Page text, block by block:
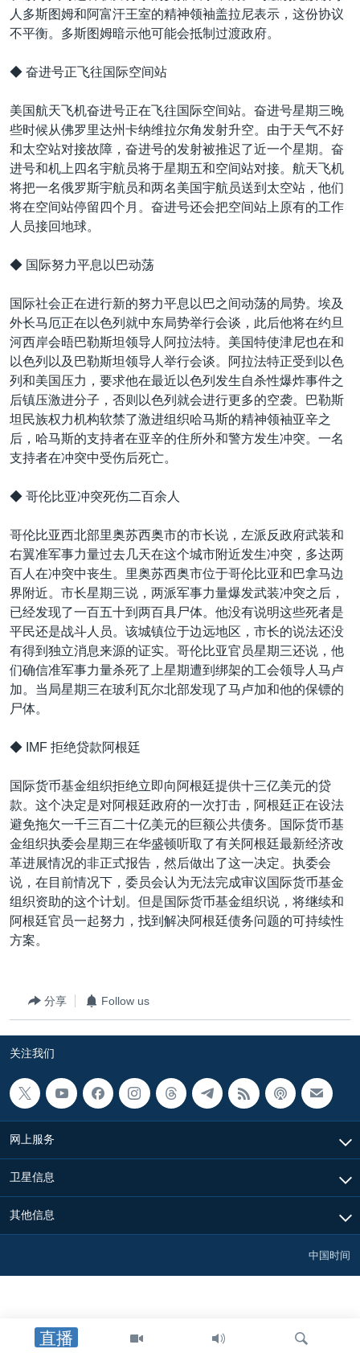
直播
人多斯图姆和阿富汗王室的精神领袖盖拉尼表示，这份协议
不平衡。多斯图姆暗示他可能会抵制过渡政府。
◆ 奋进号正飞往国际空间站
美国航天飞机奋进号正在飞往国际空间站。奋进号星期三晚
些时候从佛罗里达州卡纳维拉尔角发射升空。由于天气不好
和太空站对接故障，奋进号的发射被推迟了近一个星期。奋
进号和机上四名宇航员将于星期五和空间站对接。航天飞机
将把一名俄罗斯宇航员和两名美国宇航员送到太空站，他们
将在空间站停留四个月。奋进号还会把空间站上原有的工作
人员接回地球。
◆ 国际努力平息以巴动荡
国际社会正在进行新的努力平息以巴之间动荡的局势。埃及
外长马厄正在以色列就中东局势举行会谈，此后他将在约旦
河西岸会晤巴勒斯坦领导人阿拉法特。美国特使津尼也在和
以色列以及巴勒斯坦领导人举行会谈。阿拉法特正受到以色
列和美国压力，要求他在最近以色列发生自杀性爆炸事件之
后镇压激进分子，否则以色列就会进行更多的空袭。巴勒斯
坦民族权力机构软禁了激进组织哈马斯的精神领袖亚辛之
后，哈马斯的支持者在亚辛的住所外和警方发生冲突。一名
支持者在冲突中受伤后死亡。
◆ 哥伦比亚冲突死伤二百余人
哥伦比亚西北部里奥苏西奥市的市长说，左派反政府武装和
右翼准军事力量过去几天在这个城市附近发生冲突，多达两
百人在冲突中丧生。里奥苏西奥市位于哥伦比亚和巴拿马边
界附近。市长星期三说，两派军事力量爆发武装冲突之后，
已经发现了一百五十到两百具尸体。他没有说明这些死者是
平民还是战斗人员。该城镇位于边远地区，市长的说法还没
有得到独立消息来源的证实。哥伦比亚官员星期三还说，他
们确信准军事力量杀死了上星期遭到绑架的工会领导人马卢
加。当局星期三在玻利瓦尔北部发现了马卢加和他的保镖的
尸体。
◆ IMF 拒绝贷款阿根廷
国际货币基金组织拒绝立即向阿根廷提供十三亿美元的贷
款。这个决定是对阿根廷政府的一次打击，阿根廷正在设法
避免拖欠一千三百二十亿美元的巨额公共债务。国际货币基
金组织执委会星期三在华盛顿听取了有关阿根廷最新经济改
革进展情况的非正式报告，然后做出了这一决定。执委会
说，在目前情况下，委员会认为无法完成审议国际货币基金
组织资助的这个计划。但是国际货币基金组织说，将继续和
阿根廷官员一起努力，找到解决阿根廷债务问题的可持续性
方案。
分享 Follow us
关注我们
网上服务
卫星信息
其他信息
中国时间